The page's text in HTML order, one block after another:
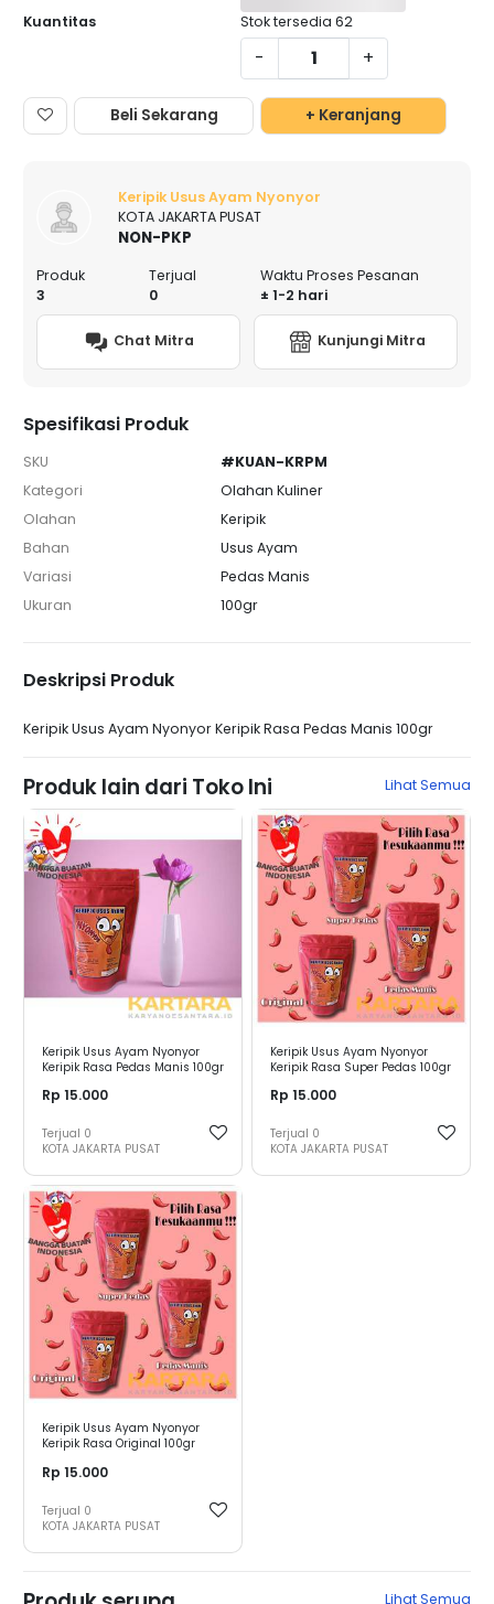
Kuantitas Stok tersedia 62
- +
Beli Sekarang + Keranjang
Keripik Usus Ayam Nyonyor
KOTA JAKARTA PUSAT
NON-PKP
Produk
3
Terjual
0
Waktu Proses Pesanan
± 1-2 hari
Chat Mitra Kunjungi Mitra
Spesifikasi Produk
SKU
#KUAN-KRPM
Kategori
Olahan Kuliner
Olahan
Keripik
Bahan
Usus Ayam
Variasi
Pedas Manis
Ukuran
100gr
Deskripsi Produk
Keripik Usus Ayam Nyonyor Keripik Rasa Pedas Manis 100gr
Produk lain dari Toko Ini Lihat Semua
Keripik Usus Ayam Nyonyor
Keripik Rasa Pedas Manis 100gr
Rp 15.000
Terjual 0
KOTA JAKARTA PUSAT
Keripik Usus Ayam Nyonyor
Keripik Rasa Super Pedas 100gr
Rp 15.000
Terjual 0
KOTA JAKARTA PUSAT
Keripik Usus Ayam Nyonyor
Keripik Rasa Original 100gr
Rp 15.000
Terjual 0
KOTA JAKARTA PUSAT
Lihat Semua